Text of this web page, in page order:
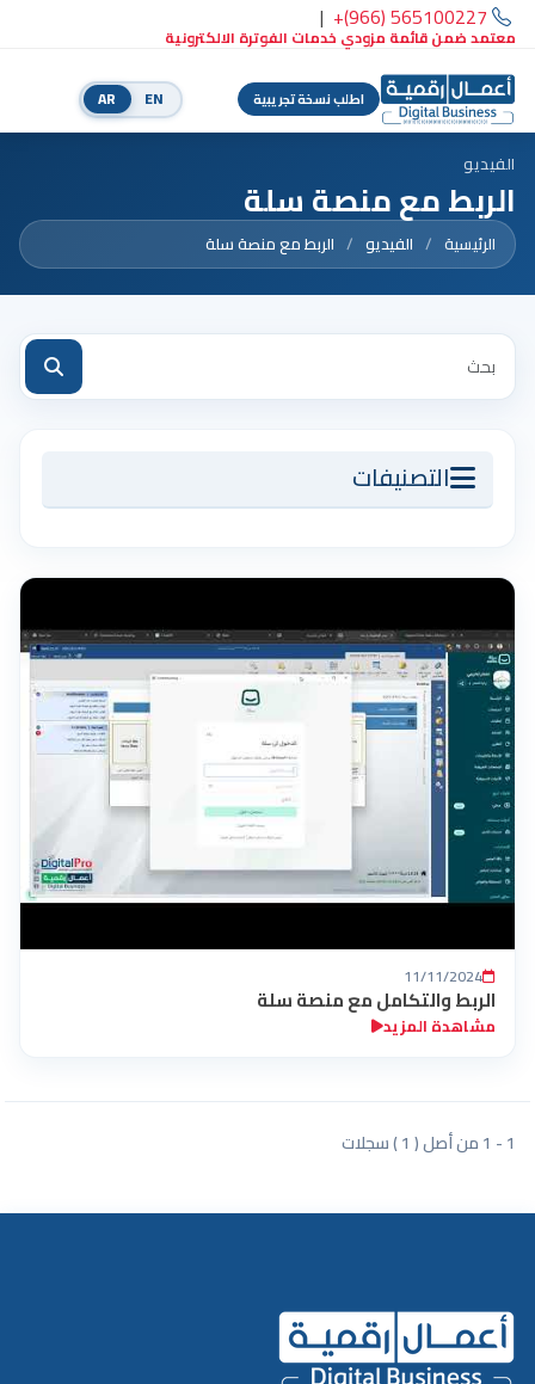
+(966) 565100227
|
معتمد ضمن قائمة مزودي خدمات الفوترة الالكترونية
اطلب نسخة تجريبية EN
AR
الفيديو
الربط مع منصة سلة
الرئيسية الفيديو الربط مع منصة سلة
التصنيفات
11/11/2024
الربط والتكامل مع منصة سلة
مشاهدة المزيد
1 - 1 من أصل ( 1 ) سجلات